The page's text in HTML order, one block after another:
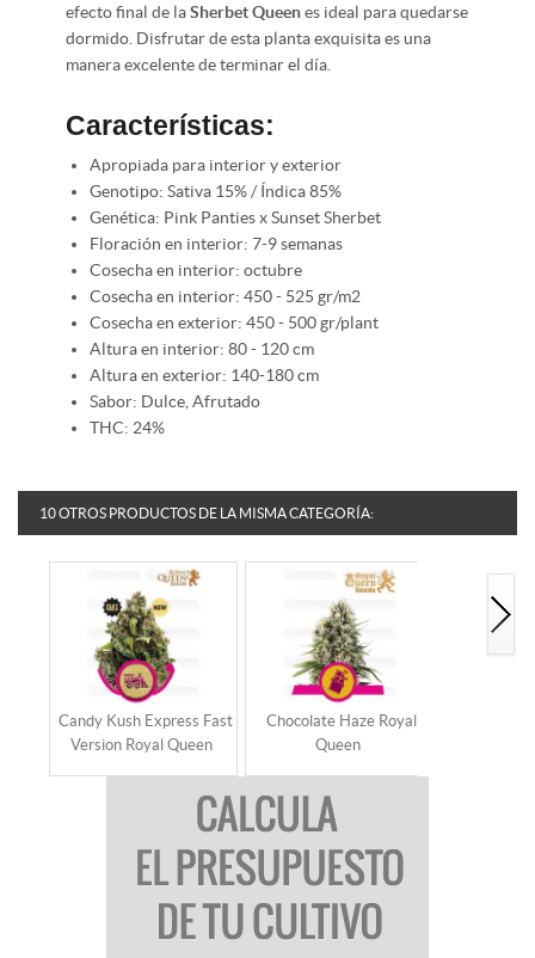
efecto final de laSherbet Queenes ideal para quedarse
dormido. Disfrutar de esta planta exquisita es una
manera excelente de terminar el día.
Características:
Apropiada para interior y exterior
Genotipo: Sativa 15% / Índica 85%
Genética: Pink Panties x Sunset Sherbet
Floración en interior: 7-9 semanas
Cosecha en interior: octubre
Cosecha en interior: 450 - 525 gr/m2
Cosecha en exterior: 450 - 500 gr/plant
Altura en interior: 80 - 120 cm
Altura en exterior: 140-180 cm
Sabor: Dulce, Afrutado
THC: 24%
10 OTROS PRODUCTOS DE LA MISMA CATEGORÍA:
Candy Kush Express Fast
Version Royal Queen
Chocolate Haze Royal
Queen